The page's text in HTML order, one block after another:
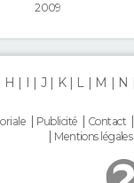
2009
H I J K L M N
Publicité Contact
Mentions légales